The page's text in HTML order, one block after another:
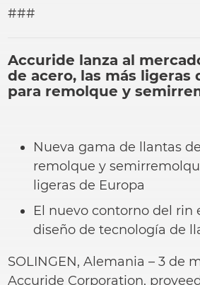
###
Accuride lanza al
de acero, las más ligeras
para remolque y
Nueva gama de llantas
remolque y
ligeras de Europa
El nuevo contorno del rin
diseño de tecnología de
SOLINGEN, Alemania – 3 de
Accuride Corporation,